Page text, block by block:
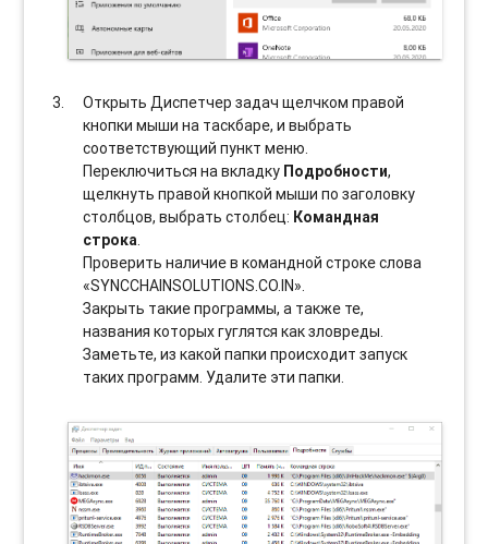
Открыть Диспетчер задач щелчком правой
кнопки мыши на таскбаре, и выбрать
соотвeтствующий пункт меню.
Переключиться на вкладку Подробности,
щелкнуть правой кнопкой мыши по заголовку
столбцов, выбрать столбец: Командная
строка.
Проверить наличие в командной строке слова
«SYNCCHAINSOLUTIONS.CO.IN».
Закрыть такие программы, а также те,
названия которых гуглятся как зловреды.
Заметьте, из какой папки происходит запуск
таких программ. Удалите эти папки.